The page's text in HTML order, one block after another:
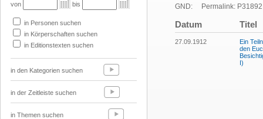
von bis
in Personen suchen
in Körperschaften suchen
in Editionstexten suchen
in den Kategorien suchen
in der Zeitleiste suchen
in Themen suchen
GND: Permalink: P31892
Datum Titel
27.09.1912
Ein
den
I)